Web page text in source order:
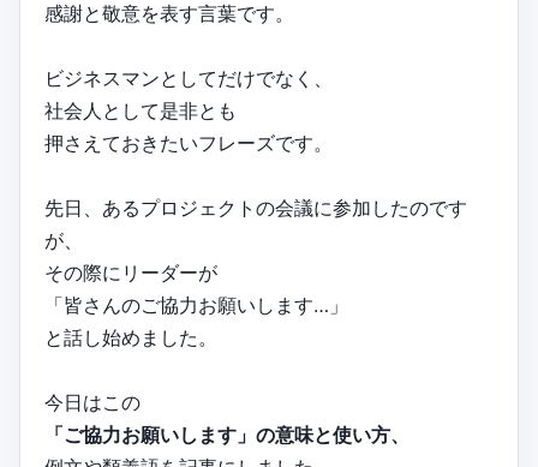
感謝と敬意を表す言葉です。
ビジネスマンとしてだけでなく、
社会人として是非とも
押さえておきたいフレーズです。
先日、あるプロジェクトの会議に参加したのです
が、
その際にリーダーが
「皆さんのご協力お願いします…」
と話し始めました。
今日はこの
「ご協力お願いします」の意味と使い方、